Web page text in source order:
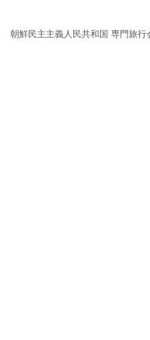
朝鮮民主主義人民共和国 専門旅